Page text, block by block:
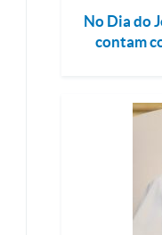
No Dia do
contam